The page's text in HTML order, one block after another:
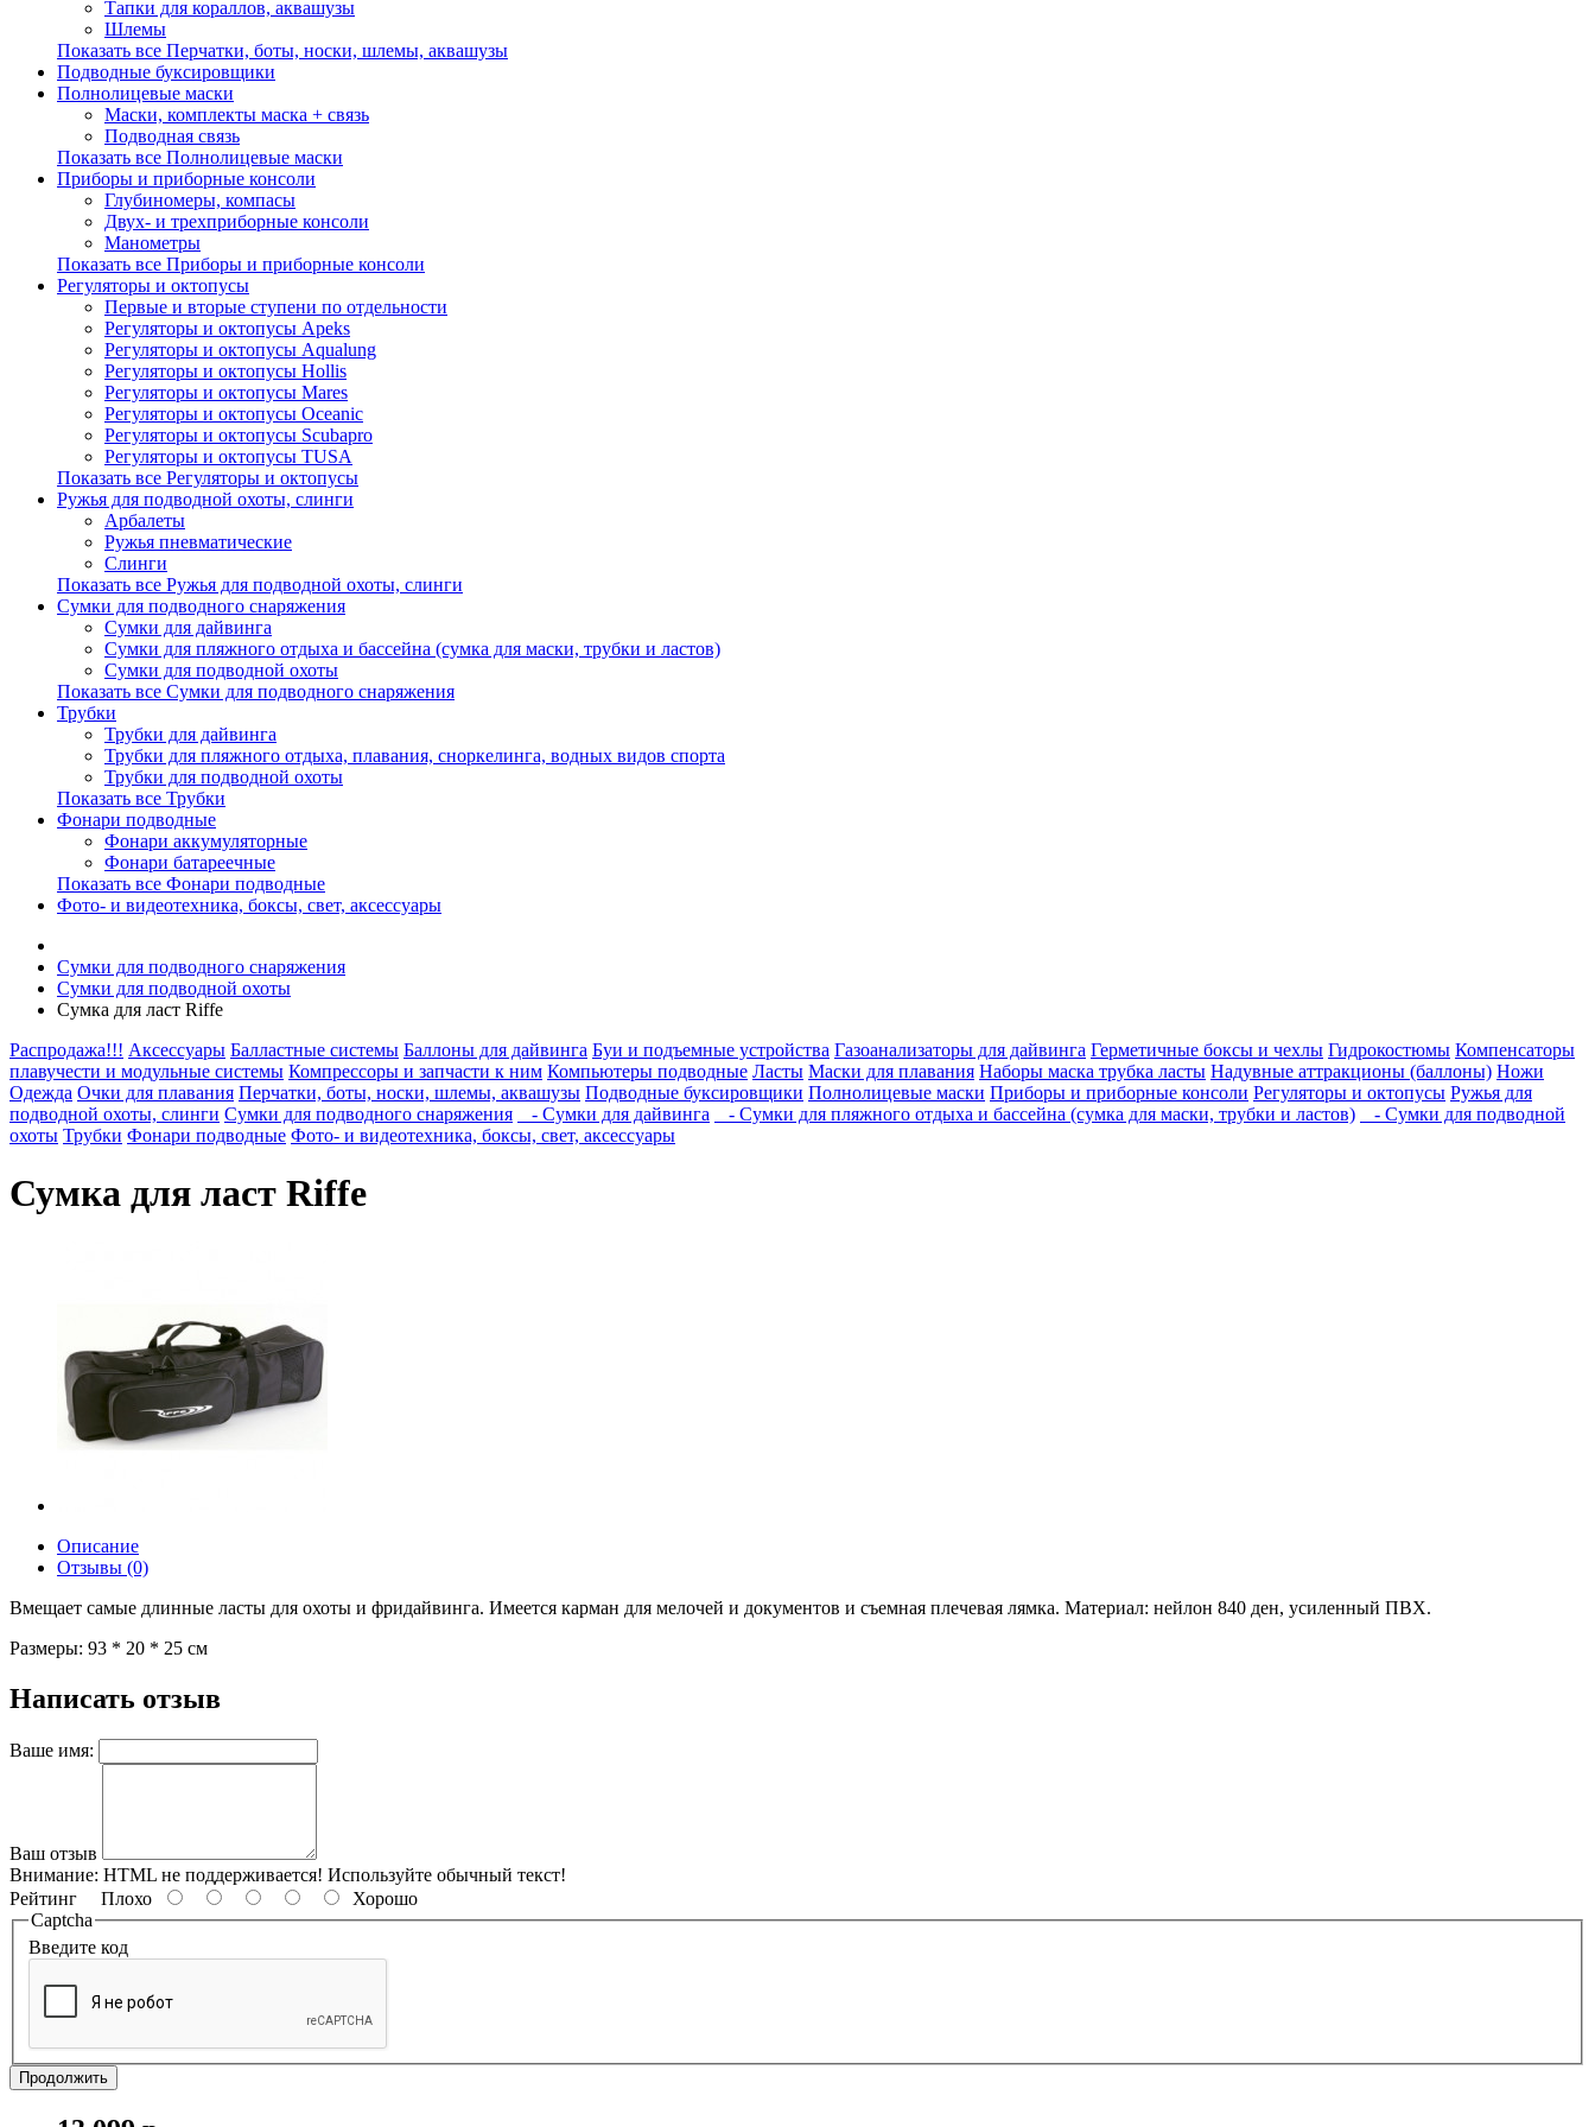
Тапки для кораллов, аквашузы
Шлемы
Показать все Перчатки, боты, носки, шлемы, аквашузы
Подводные буксировщики
Полнолицевые маски
Маски, комплекты маска + связь
Подводная связь
Показать все Полнолицевые маски
Приборы и приборные консоли
Глубиномеры, компасы
Двух- и трехприборные консоли
Манометры
Показать все Приборы и приборные консоли
Регуляторы и октопусы
Первые и вторые ступени по отдельности
Регуляторы и октопусы Apeks
Регуляторы и октопусы Aqualung
Регуляторы и октопусы Hollis
Регуляторы и октопусы Mares
Регуляторы и октопусы Oceanic
Регуляторы и октопусы Scubapro
Регуляторы и октопусы TUSA
Показать все Регуляторы и октопусы
Ружья для подводной охоты, слинги
Арбалеты
Ружья пневматические
Слинги
Показать все Ружья для подводной охоты, слинги
Сумки для подводного снаряжения
Сумки для дайвинга
Сумки для пляжного отдыха и бассейна (сумка для маски, трубки и ластов)
Сумки для подводной охоты
Показать все Сумки для подводного снаряжения
Трубки
Трубки для дайвинга
Трубки для пляжного отдыха, плавания, сноркелинга, водных видов спорта
Трубки для подводной охоты
Показать все Трубки
Фонари подводные
Фонари аккумуляторные
Фонари батареечные
Показать все Фонари подводные
Фото- и видеотехника, боксы, свет, аксессуары
Сумки для подводного снаряжения
Сумки для подводной охоты
Сумка для ласт Riffe
Распродажа!!! Аксессуары Балластные системы Баллоны для дайвинга Буи и подъемные устройства Газоанализаторы для дайвинга Герметичные боксы и чехлы Гидрокостюмы Компенсаторы
плавучести и модульные системы Компрессоры и запчасти к ним Компьютеры подводные Ласты Маски для плавания Наборы маска трубка ласты Надувные аттракционы (баллоны) Ножи
Одежда Очки для плавания Перчатки, боты, носки, шлемы, аквашузы Подводные буксировщики Полнолицевые маски Приборы и приборные консоли Регуляторы и октопусы Ружья для
подводной охоты, слинги Сумки для подводного снаряжения - Сумки для дайвинга - Сумки для пляжного отдыха и бассейна (сумка для маски, трубки и ластов)
- Сумки для подводной
охоты Трубки Фонари подводные Фото- и видеотехника, боксы, свет, аксессуары
Сумка для ласт Riffe
Описание
Отзывы (0)
Вмещает самые длинные ласты для охоты и фридайвинга. Имеется карман для мелочей и документов и съемная плечевая лямка. Материал: нейлон 840 ден, усиленный ПВХ.
Размеры: 93 * 20 * 25 см
Написать отзыв
Ваше имя:
Ваш отзыв
Внимание: HTML не поддерживается! Используйте обычный текст!
Рейтинг Плохо
Хорошо
Captcha
Введите код
Продолжить